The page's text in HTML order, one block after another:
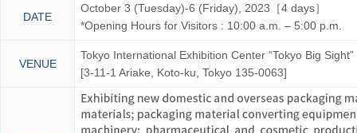
DATE
October 3 (Tuesday)-6 (Friday), 2023［4 days］
*Opening Hours for Visitors : 10:00 a.m. – 5:00 p.m.
VENUE
Tokyo International Exhibition Center “Tokyo Big
[3-11-1 Ariake, Koto-ku, Tokyo 135-0063]